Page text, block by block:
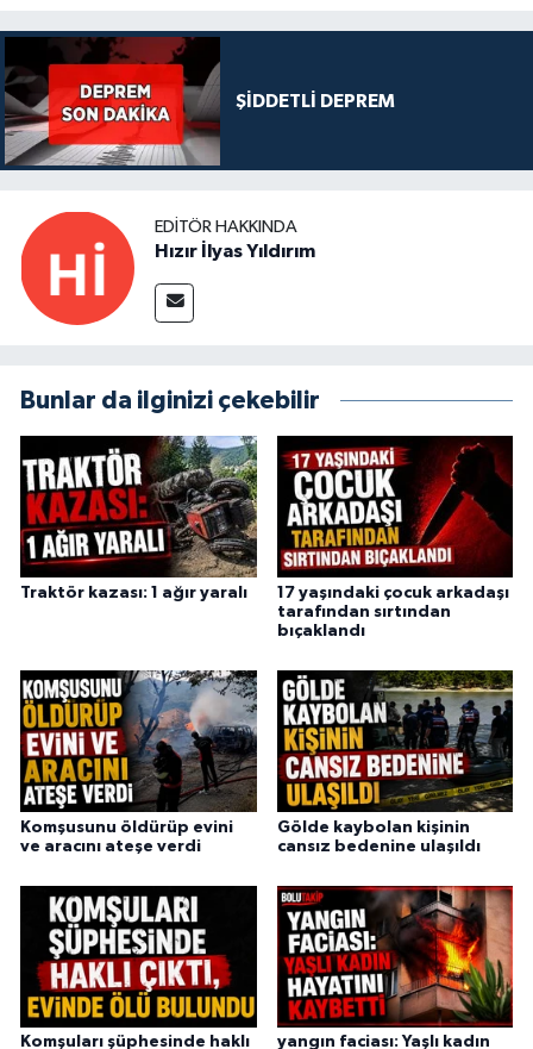
ŞİDDETLİ DEPREM
EDITÖR HAKKINDA
Hızır İlyas Yıldırım
Bunlar da ilginizi çekebilir
Traktör kazası: 1 ağır yaralı
17 yaşındaki çocuk arkadaşı
tarafından sırtından
bıçaklandı
Komşusunu öldürüp evini
ve aracını ateşe verdi
Gölde kaybolan kişinin
cansız bedenine ulaşıldı
Komşuları şüphesinde haklı
yangın faciası: Yaşlı kadın